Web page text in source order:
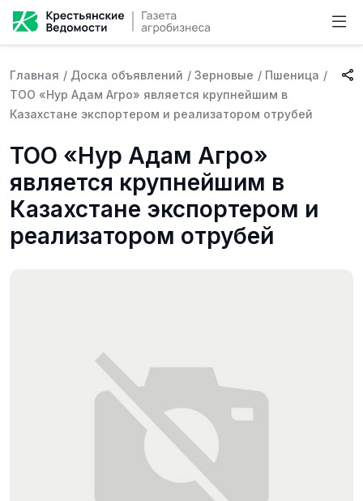
Главная / Доска объявлений / Зерновые / Пшеница /
ТО­­О «Нур Адам Агро» является крупнейшим в
Казахстане экспортером и реализатором отрубей
ТО­­О «Нур Адам Агро»
является крупнейшим в
Казахстане экспортером и
реализатором отрубей